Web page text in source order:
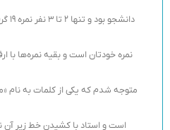
نمره خودتان است و بقیه نمره‌ها با
متوجه شدم که یکی از کلمات به
است و استاد با کشیدن خط زیر